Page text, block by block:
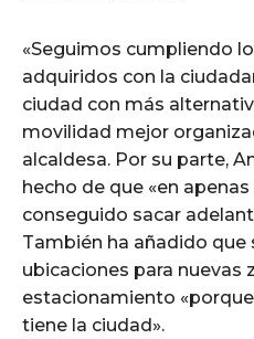
«Seguimos cumpliendo
adquiridos con la
ciudad con más
movilidad mejor
alcaldesa. Por su parte,
hecho de que «en
conseguido sacar
También ha añadido que
ubicaciones para nuevas
estacionamiento
tiene la ciudad».